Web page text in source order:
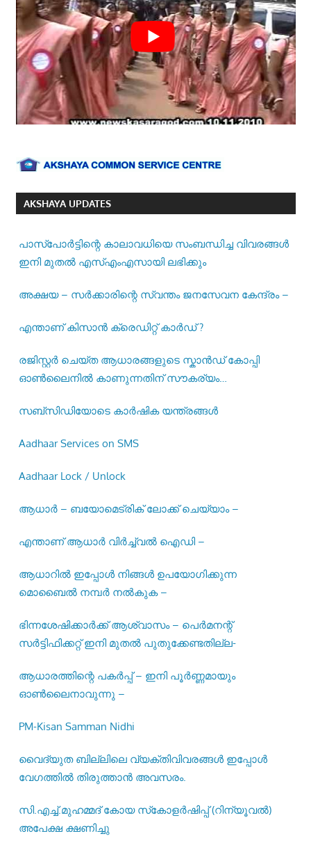
AKSHAYA UPDATES
പാസ്‌പോര്‍ട്ടിന്റെ കാലാവധിയെ സംബന്ധിച്ച വിവരങ്ങള്‍
ഇനി മുതല്‍ എസ്എംഎസായി ലഭിക്കും
അക്ഷയ – സർക്കാരിന്റെ സ്വന്തം ജനസേവന കേന്ദ്രം –
എന്താണ് കിസാൻ ക്രെഡിറ്റ് കാർഡ് ?
രജിസ്റ്റര്‍ ചെയ്ത ആധാരങ്ങളുടെ സ്കാന്‍ഡ് കോപ്പി
ഓണ്‍ലൈനില്‍ കാണുന്നതിന് സൗകര്യം
സബ്സിഡിയോടെ കാർഷിക യന്ത്രങ്ങൾ
Aadhaar Services on SMS
Aadhaar Lock / Unlock
ആധാർ – ബയോമെട്രിക് ലോക്ക് ചെയ്യാം –
എന്താണ് ആധാർ വിർച്ച്വൽ ഐഡി –
ആധാറിൽ ഇപ്പോൾ നിങ്ങൾ ഉപയോഗിക്കുന്ന
മൊബൈൽ നമ്പർ നൽകുക –
ഭിന്നശേഷിക്കാർക്ക് ആശ്വാസം – പെർമനന്റ്
സർട്ടിഫിക്കറ്റ് ഇനി മുതൽ പുതുക്കേണ്ടതില്ല-
ആധാരത്തിന്റെ പകർപ്പ് – ഇനി പൂർണ്ണമായും
ഓൺലൈനാവുന്നു –
PM-Kisan Samman Nidhi
വൈദ്യുത ബില്ലിലെ വ്യക്തിവിവരങ്ങൾ ഇപ്പോൾ
വേഗത്തിൽ തിരുത്താൻ അവസരം.
സി.എച്ച്.മുഹമ്മദ് കോയ സ്‌കോളർഷിപ്പ് (റിന്യൂവൽ)
അപേക്ഷ ക്ഷണിച്ചു